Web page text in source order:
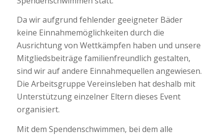
Da wir aufgrund fehlender geeigneter Bäder
keine Einnahmemöglichkeiten durch die
Ausrichtung von Wettkämpfen haben und unsere
Mitgliedsbeiträge familienfreundlich gestalten,
sind wir auf andere Einnahmequellen angewiesen.
Die Arbeitsgruppe Vereinsleben hat deshalb mit
Unterstützung einzelner Eltern dieses Event
organisiert.
Mit dem Spendenschwimmen, bei dem alle